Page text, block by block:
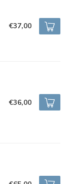
€37,00
€36,00